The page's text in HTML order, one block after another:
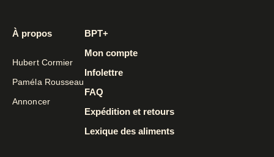
À propos
Hubert Cormier
Paméla Rousseau
Annoncer
BPT+
Mon compte
Infolettre
FAQ
Expédition et retours
Lexique des aliments